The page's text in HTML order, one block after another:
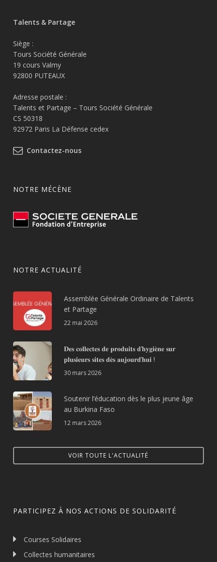
Talents & Partage
Siège :
Tours Société Générale
19 cours Valmy
92800 PUTEAUX
Adresse postale :
Talents et Partage – Tours Société Générale
CS 50318
92972 Paris La Défense cedex
Contactez-nous
NOTRE MÉCÈNE
NOTRE ACTUALITÉ
Assemblée Générale Ordinaire de Talents
et Partage
22 mai 2026
𝐃𝐞𝐬 𝐜𝐨𝐥𝐥𝐞𝐜𝐭𝐞𝐬 𝐝𝐞 𝐩𝐫𝐨𝐝𝐮𝐢𝐭𝐬 𝐝’𝐡𝐲𝐠𝐢𝐞̀𝐧𝐞 𝐬𝐮𝐫
𝐩𝐥𝐮𝐬𝐢𝐞𝐮𝐫𝐬 𝐬𝐢𝐭𝐞𝐬 𝐝𝐞̀𝐬 𝐚𝐮𝐣𝐨𝐮𝐫𝐝’𝐡𝐮𝐢 !
30 mars 2026
Soutenir l’éducation dès le plus jeune âge
au Burkina Faso
12 mars 2026
VOIR TOUTE L'ACTUALITÉ
PARTICIPEZ À NOS ACTIONS DE SOLIDARITÉ
Courses Solidaires
Collectes humanitaires